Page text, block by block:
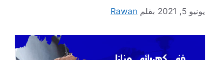
يونيو 5, 2021 بقلم Rawan